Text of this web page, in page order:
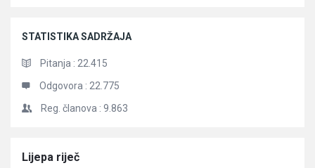
STATISTIKA SADRŽAJA
Pitanja : 22.415
Odgovora : 22.775
Reg. članova : 9.863
Članci
Lijepa riječ